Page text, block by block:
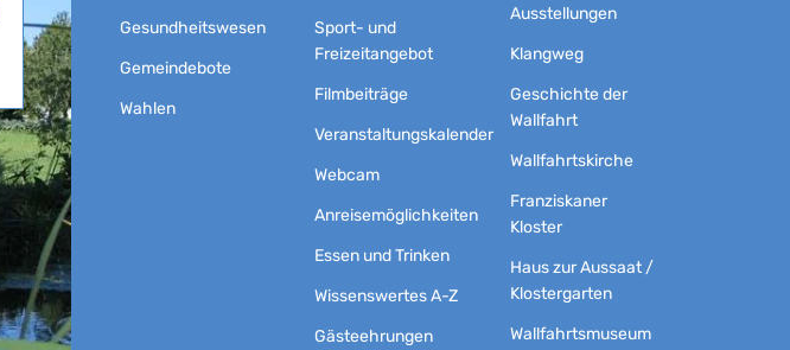
Gesundheitswesen
Gemeindebote
Wahlen
Sport- und
Freizeitangebot
Filmbeiträge
Veranstaltungskalender
Webcam
Anreisemöglichkeiten
Essen und Trinken
Wissenswertes A-Z
Gästeehrungen
Ausstellungen
Klangweg
Geschichte der
Wallfahrt
Wallfahrtskirche
Franziskaner
Kloster
Haus zur Aussaat /
Klostergarten
Wallfahrtsmuseum